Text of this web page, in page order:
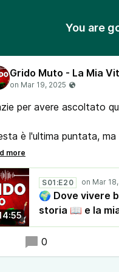
You are
Grido Muto - La Mia
per avere ascoltato
è l'ultima puntata,
da fare, tante
condividere
S01:E20
🌍 Dove vivere
storia 📖 e la
0